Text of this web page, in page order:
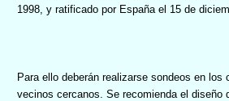
1998, y ratificado por España el 15 de
Para ello deberán realizarse sondeos en los
vecinos cercanos. Se recomienda el diseño